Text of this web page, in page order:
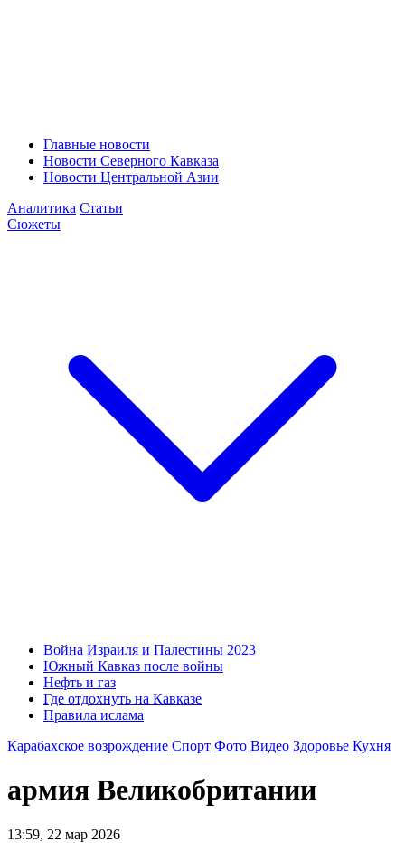
Главные новости
Новости Северного Кавказа
Новости Центральной Азии
Аналитика Статьи
Сюжеты
Война Израиля и Палестины 2023
Южный Кавказ после войны
Нефть и газ
Где отдохнуть на Кавказе
Правила ислама
Карабахское возрождение Спорт Фото Видео Здоровье Кухня
армия Великобритании
13:59, 22 мар 2026